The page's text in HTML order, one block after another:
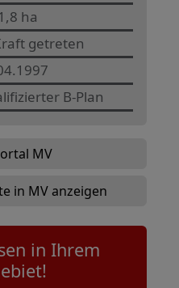
ha
getreten
B-Plan
MV
in MV anzeigen
in Ihrem